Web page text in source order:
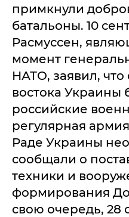
примкнули
батальоны. 10
Расмуссен,
момент
НАТО, заявил, что
востока Украины
российские
регулярная
Раде Украины
сообщали о
техники и
формирования
свою очередь, 28